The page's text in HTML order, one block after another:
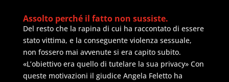
Assolto perché il fatto non sussiste.
Del resto che la rapina di cui ha raccontato di essere
stato vittima, e la conseguente violenza sessuale,
non fossero mai avvenute si era capito subito.
«L’obiettivo era quello di tutelare la sua privacy» Con
queste motivazioni il giudice Angela Feletto ha